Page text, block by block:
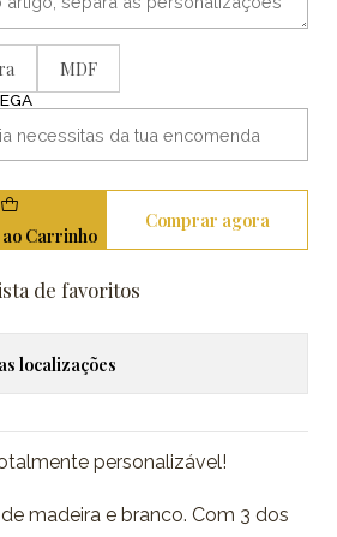
MDF
Carrinho
Comprar agora
de favoritos
localizações
personalizável!
madeira e branco. Com 3 dos